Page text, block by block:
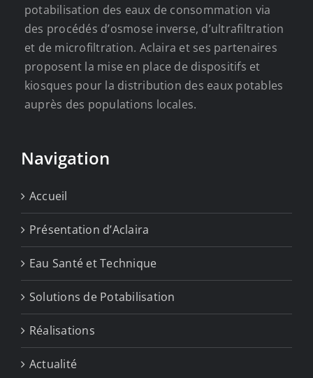
potabilisation des eaux de consommation via
des procédés d’osmose inverse, d’ultrafiltration
et de microfiltration. Aclaira et ses partenaires
proposent la mise en place de dispositifs et
kiosques pour la distribution des eaux potables
auprès des populations locales.
Navigation
Accueil
Présentation d’Aclaira
Eau Santé et Technique
Solutions de Potabilisation
Réalisations
Actualité